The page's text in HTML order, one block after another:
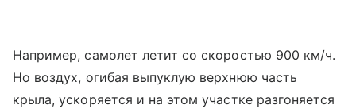
Например, самолет летит со скоростью 900 км/ч.
Но воздух, огибая выпуклую верхнюю часть
крыла, ускоряется и на этом участке разгоняется